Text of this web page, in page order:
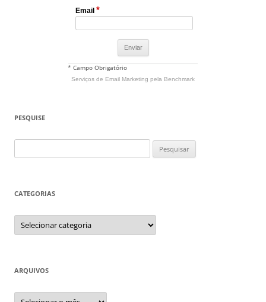
Email *
* Campo Obrigatório
Serviços de Email Marketing pela Benchmark
PESQUISE
por:
CATEGORIAS
Categorias
ARQUIVOS
Arquivos